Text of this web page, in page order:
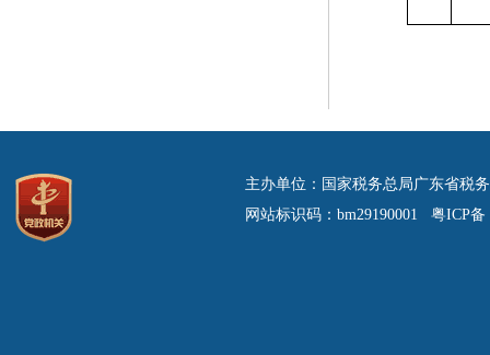
主办单位：国家税务总局广东省税
网站标识码：bm29190001 粤ICP